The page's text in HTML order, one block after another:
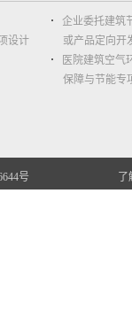
设计
企业委托建筑
或产品定向开
医院建筑空气
保障与节能专
号